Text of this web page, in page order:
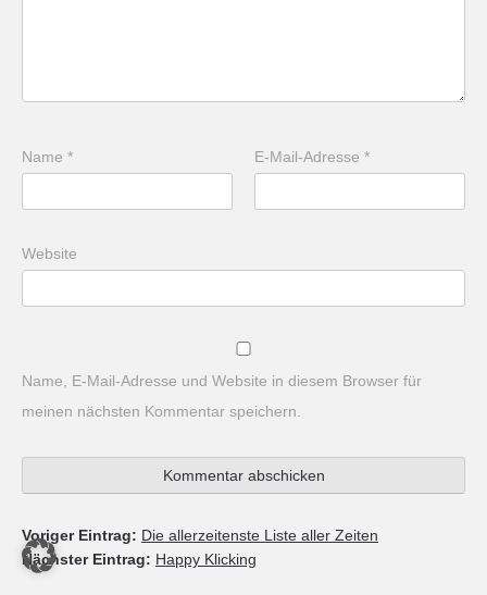
Name * E-Mail-Adresse*
Website
Name, E-Mail-Adresse und Website in diesem Browser für
meinen nächsten Kommentar speichern.
Voriger Eintrag: Die allerzeitenste Liste aller Zeiten
Nächster Eintrag: Happy Klicking